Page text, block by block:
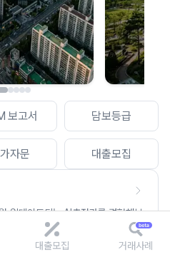
보고서 담보등급
자문 대출모집
업데이트되는 AI추정가를 경험해보
대출모집 거래사례